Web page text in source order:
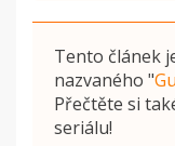
Tento článek
nazvaného "
Přečtěte si
seriálu!